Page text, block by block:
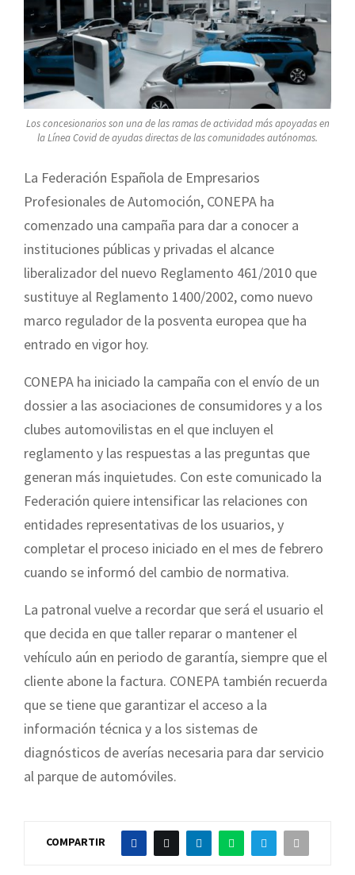
Los concesionarios son una de las ramas de actividad más apoyadas en
la Línea Covid de ayudas directas de las comunidades autónomas.
La Federación Española de Empresarios
Profesionales de Automoción, CONEPA ha
comenzado una campaña para dar a conocer a
instituciones públicas y privadas el alcance
liberalizador del nuevo Reglamento 461/2010 que
sustituye al Reglamento 1400/2002, como nuevo
marco regulador de la posventa europea que ha
entrado en vigor hoy.
CONEPA ha iniciado la campaña con el envío de un
dossier a las asociaciones de consumidores y a los
clubes automovilistas en el que incluyen el
reglamento y las respuestas a las preguntas que
generan más inquietudes. Con este comunicado la
Federación quiere intensificar las relaciones con
entidades representativas de los usuarios, y
completar el proceso iniciado en el mes de febrero
cuando se informó del cambio de normativa.
La patronal vuelve a recordar que será el usuario el
que decida en que taller reparar o mantener el
vehículo aún en periodo de garantía, siempre que el
cliente abone la factura. CONEPA también recuerda
que se tiene que garantizar el acceso a la
información técnica y a los sistemas de
diagnósticos de averías necesaria para dar servicio
al parque de automóviles.
COMPARTIR